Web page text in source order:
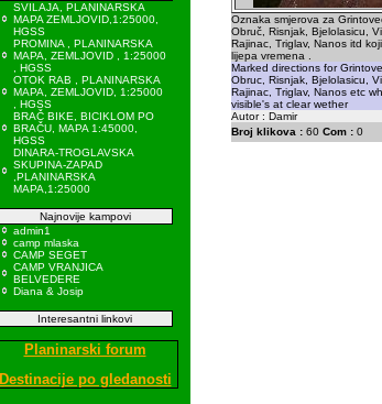
SVILAJA, PLANINARSKA
MAPA ZEMLJOVID,1:25000,
HGSS
PROMINA , PLANINARSKA
MAPA, ZEMLJOVID , 1:25000
, HGSS
OTOK RAB , PLANINARSKA
MAPA, ZEMLJOVID, 1:25000
, HGSS
BRAČ BIKE, BICIKLOM PO
BRAČU, MAPA 1:45000,
HGSS
DINARA-TROGLAVSKA
SKUPINA-ZAPAD
,PLANINARSKA
MAPA,1:25000
Najnovije kampovi
admin1
camp mlaska
CAMP SEGET
CAMP VRANJICA
BELVEDERE
Diana & Josip
Interesantni linkovi
Planinarski forum
Destinacije po gledanosti
Oznaka smjerova za
Obruč, Risnjak, Bjelolasicu,
Rajinac, Triglav, Nanos itd
lijepa vremena .
Marked directions for
Obruc, Risnjak, Bjelolasicu,
Rajinac, Triglav, Nanos etc
visible's at clear wether
Autor : Damir
Broj klikova : 60 Com : 0